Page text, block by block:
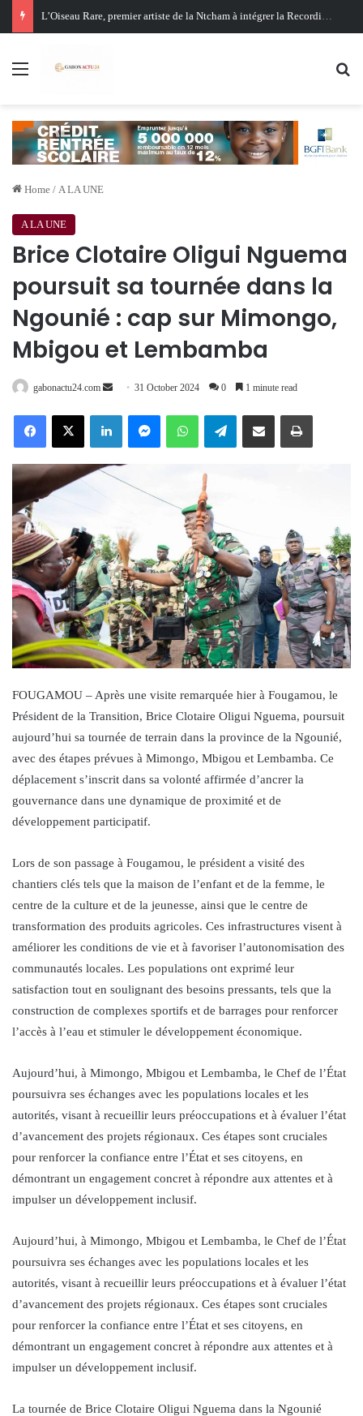
Oligui Nguema au Ghana : Libreville mise sur Accra pour renforcer sa stratégie diplomatique et économique
Menu
Home / A LA UNE
A LA UNE
Brice Clotaire Oligui Nguema
poursuit sa tournée dans la
Ngounié : cap sur Mimongo,
Mbigou et Lembamba
gabonactu24.com
Send 31 October 2024 0 1 minute read
FacebookX LinkedInMessengerWhatsAppTelegramShare via Email Print
FOUGAMOU – Après une visite remarquée hier à Fougamou, le
Président de la Transition, Brice Clotaire Oligui Nguema, poursuit
aujourd’hui sa tournée de terrain dans la province de la Ngounié,
avec des étapes prévues à Mimongo, Mbigou et Lembamba. Ce
déplacement s’inscrit dans sa volonté affirmée d’ancrer la
gouvernance dans une dynamique de proximité et de
développement participatif.
Lors de son passage à Fougamou, le président a visité des
chantiers clés tels que la maison de l’enfant et de la femme, le
centre de la culture et de la jeunesse, ainsi que le centre de
transformation des produits agricoles. Ces infrastructures visent à
améliorer les conditions de vie et à favoriser l’autonomisation des
communautés locales. Les populations ont exprimé leur
satisfaction tout en soulignant des besoins pressants, tels que la
construction de complexes sportifs et de barrages pour renforcer
l’accès à l’eau et stimuler le développement économique.
Aujourd’hui, à Mimongo, Mbigou et Lembamba, le Chef de l’État
poursuivra ses échanges avec les populations locales et les
autorités, visant à recueillir leurs préoccupations et à évaluer l’état
d’avancement des projets régionaux. Ces étapes sont cruciales
pour renforcer la confiance entre l’État et ses citoyens, en
démontrant un engagement concret à répondre aux attentes et à
impulser un développement inclusif.
Aujourd’hui, à Mimongo, Mbigou et Lembamba, le Chef de l’État
poursuivra ses échanges avec les populations locales et les
autorités, visant à recueillir leurs préoccupations et à évaluer l’état
d’avancement des projets régionaux. Ces étapes sont cruciales
pour renforcer la confiance entre l’État et ses citoyens, en
démontrant un engagement concret à répondre aux attentes et à
impulser un développement inclusif.
La tournée de Brice Clotaire Oligui Nguema dans la Ngounié